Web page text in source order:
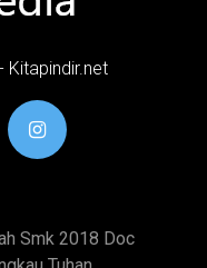
Kitapindir.net
Smk 2018 Doc